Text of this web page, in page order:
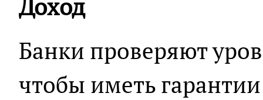
Доход
Банки проверяют
чтобы иметь